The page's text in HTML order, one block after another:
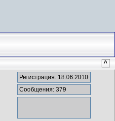
^
Регистрация: 18.06.2010
Сообщения: 379